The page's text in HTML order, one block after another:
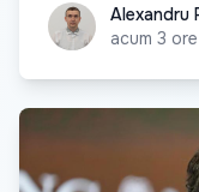
Alexandru Rusu
Alexandru
acum 3 ore